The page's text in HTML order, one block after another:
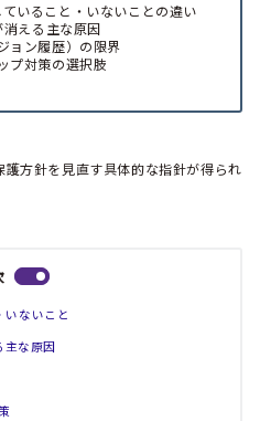
いること・いないことの違い
える主な原因
ョン履歴）の限界
プ対策の選択肢
方針を見直す具体的な指針が得られ
ないこと
な原因